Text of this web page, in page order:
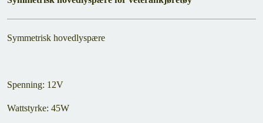
Symmetrisk hovedlyspære
Spenning: 12V
Wattstyrke: 45W